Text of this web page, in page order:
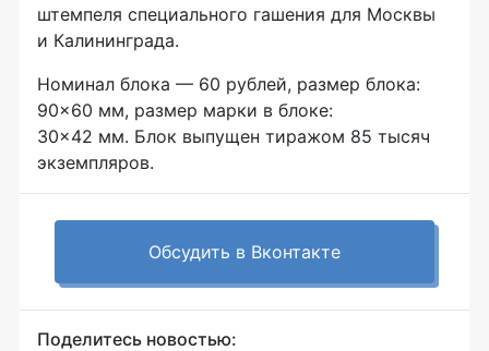
штемпеля специального гашения для Москвы
и Калининграда.
Номинал блока — 60 рублей, размер блока:
90×60 мм, размер марки в блоке:
30×42 мм. Блок выпущен тиражом 85 тысяч
экземпляров.
Обсудить в Вконтакте
Поделитесь новостью: